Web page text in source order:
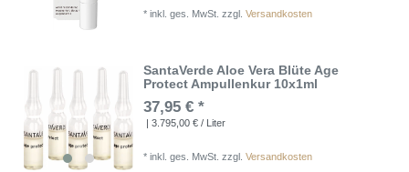
*inkl. ges. MwSt. zzgl.Versandkosten
SantaVerde Aloe Vera Blüte Age
Protect Ampullenkur 10x1ml
37,95 € *
| 3.795,00 € / Liter
*inkl. ges. MwSt. zzgl.Versandkosten